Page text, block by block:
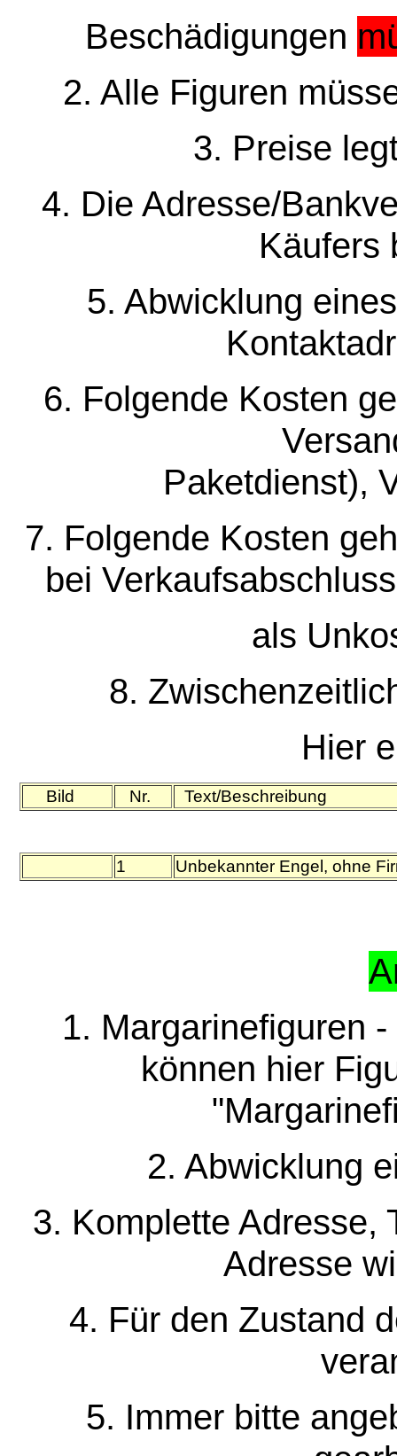
Beschädigungen
2. Alle Figuren
3. Preise
4. Die Adresse/
Käufers
5. Abwicklung
6. Folgende Kosten
Paketdienst),
7. Folgende Kosten
bei
als
8.
Hier
Bild Nr. Text/Beschreibung
1 Unbekannter Engel, ohne
1. Margarinefiguren
können hier
2. Abwicklung
3. Komplette Adresse,
Adresse
4. Für den Zustand
5. Immer bitte